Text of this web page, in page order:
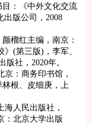
：《中外文化交流
出版公司，2008
榴红主编，南京：
(第三版)，李军、
社，2020年。
：商务印书馆，
根、皮细庚，上
人民出版社，
：北京大学出版